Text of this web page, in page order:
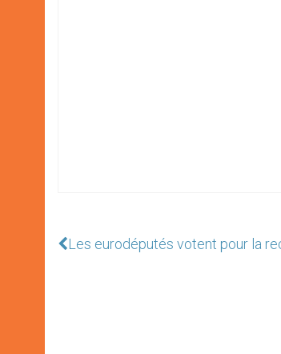
Les eurodéputés votent pour la